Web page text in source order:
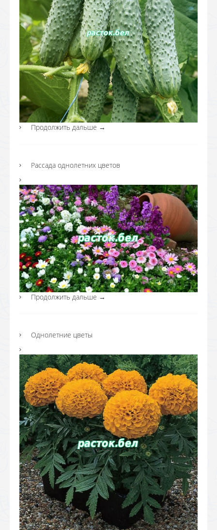
Продолжить дальше →
Рассада однолетних цветов
Продолжить дальше →
Однолетние цветы